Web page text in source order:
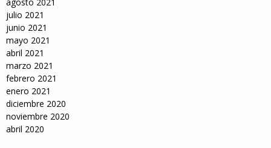
julio 2021
junio 2021
mayo 2021
abril 2021
marzo 2021
febrero 2021
enero 2021
diciembre 2020
noviembre 2020
abril 2020